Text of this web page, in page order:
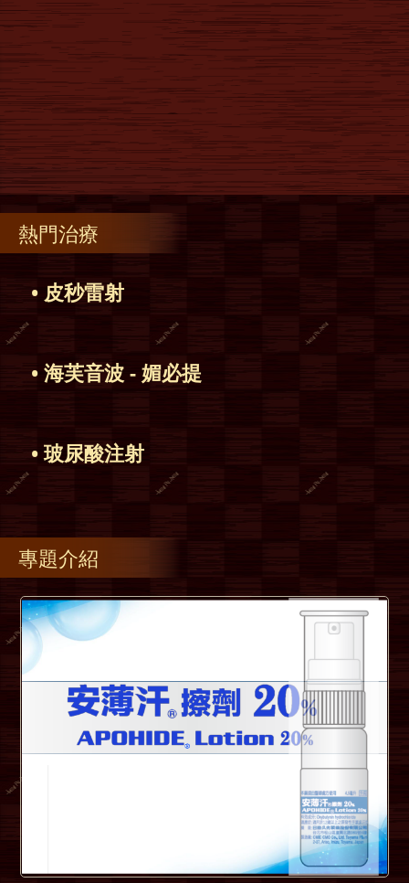
熱門治療
• 皮秒雷射
• 海芙音波 - 媚必提
• 玻尿酸注射
專題介紹